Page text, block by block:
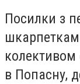
Посилки з
колективом
в Попасну,